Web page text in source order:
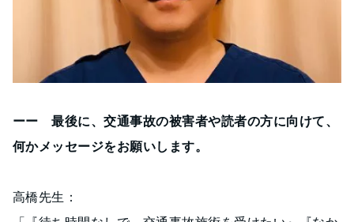
ーー 最後に、交通事故の被害者や読者の方に向けて、
何かメッセージをお願いします。
高橋先生：